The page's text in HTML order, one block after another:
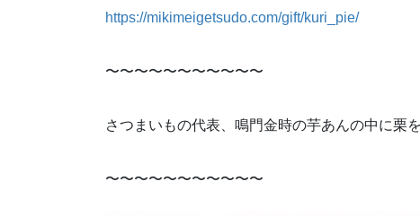
https://mikimeigetsudo.com/gift/kuri_pie/
〜〜〜〜〜〜〜〜〜〜〜
さつまいもの代表、鳴門金時の芋あんの中に栗
〜〜〜〜〜〜〜〜〜〜〜